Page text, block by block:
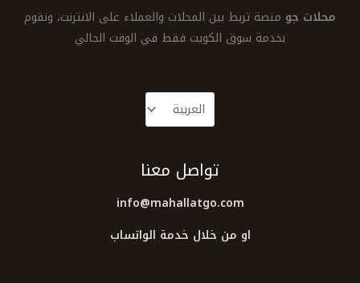
محلات جو منصة تربط بين المحلات والعملاء على الانترنت، ونقوم
بخدمة سوق الكويت فقط في الوقت الحالي
تواصل معنا
info@mahallatgo.com
او من خلال خدمة الواتساب